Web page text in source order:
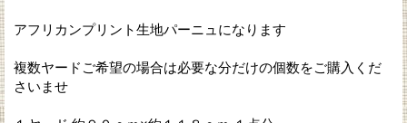
アフリカンプリント生地パーニュになります
複数ヤードご希望の場合は必要な分だけの個数をご購入くだ
さいませ